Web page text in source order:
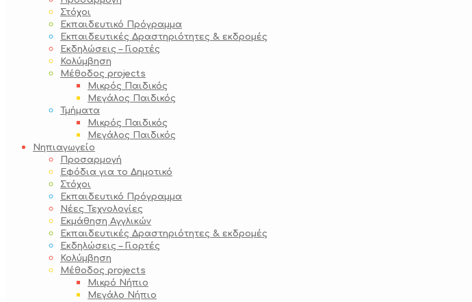
Στόχοι
Εκπαιδευτικό Πρόγραμμα
Εκπαιδευτικές Δραστηριότητες & εκδρομές
Εκδηλώσεις – Γιορτές
Κολύμβηση
Μέθοδος projects
Μικρός Παιδικός
Μεγάλος Παιδικός
Τμήματα
Μικρός Παιδικός
Μεγάλος Παιδικός
Νηπιαγωγείο
Προσαρμογή
Εφόδια για το Δημοτικό
Στόχοι
Εκπαιδευτικό Πρόγραμμα
Νέες Τεχνολογίες
Εκμάθηση Αγγλικών
Εκπαιδευτικές Δραστηριότητες & εκδρομές
Εκδηλώσεις – Γιορτές
Κολύμβηση
Μέθοδος projects
Μικρό Νήπιο
Μεγάλο Νήπιο